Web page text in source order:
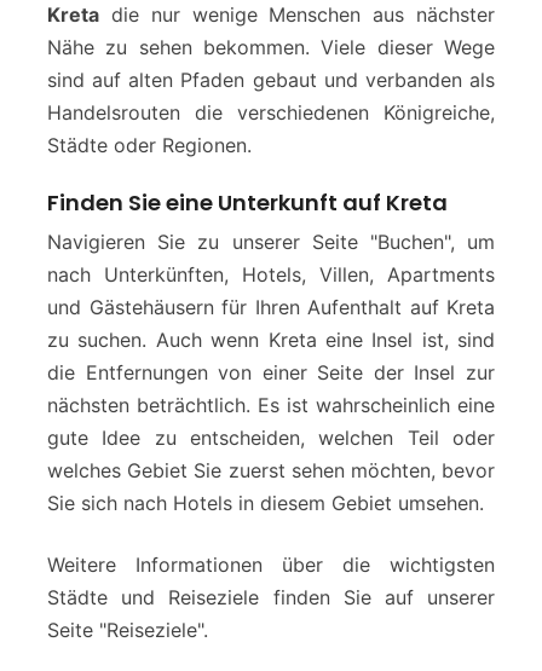
Kreta die nur wenige Menschen aus nächster
Nähe zu sehen bekommen. Viele dieser Wege
sind auf alten Pfaden gebaut und verbanden als
Handelsrouten die verschiedenen Königreiche,
Städte oder Regionen.
Finden Sie eine Unterkunft auf Kreta
Navigieren Sie zu unserer Seite "Buchen", um
nach Unterkünften, Hotels, Villen, Apartments
und Gästehäusern für Ihren Aufenthalt auf Kreta
zu suchen. Auch wenn Kreta eine Insel ist, sind
die Entfernungen von einer Seite der Insel zur
nächsten beträchtlich. Es ist wahrscheinlich eine
gute Idee zu entscheiden, welchen Teil oder
welches Gebiet Sie zuerst sehen möchten, bevor
Sie sich nach Hotels in diesem Gebiet umsehen.
Weitere Informationen über die wichtigsten
Städte und Reiseziele finden Sie auf unserer
Seite "Reiseziele".